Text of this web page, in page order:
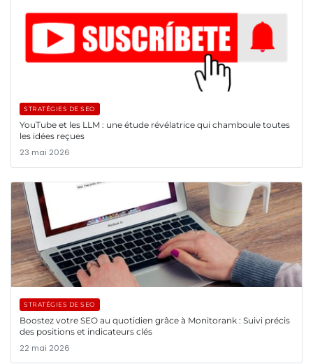
STRATÉGIES DE SEO
YouTube et les LLM : une étude révélatrice qui chamboule toutes
les idées reçues
23 mai 2026
STRATÉGIES DE SEO
Boostez votre SEO au quotidien grâce à Monitorank : Suivi précis
des positions et indicateurs clés
22 mai 2026